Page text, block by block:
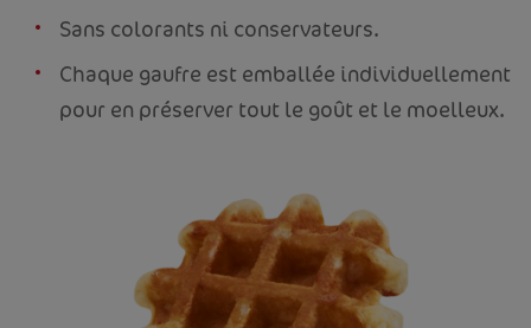
Sans colorants ni conservateurs.
Chaque gaufre est emballée individuellement
pour en préserver tout le goût et le moelleux.